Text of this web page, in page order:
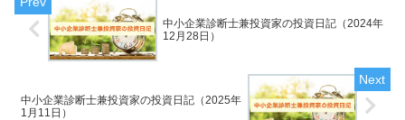
中小企業診断士兼投資家の投資日記（2024年
12月28日）
中小企業診断士兼投資家の投資日記（2025年
1月11日）